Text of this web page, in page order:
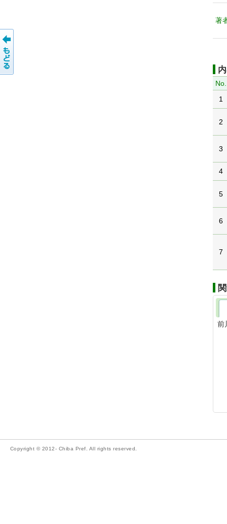
著
No.
1
2
3
4
5
6
7
前
Copyright © 2012- Chiba Pref. All rights reserved.